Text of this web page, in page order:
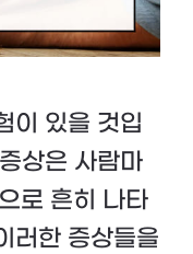
이 있을 것입
상은 사람마
로 흔히 나타
러한 증상들을